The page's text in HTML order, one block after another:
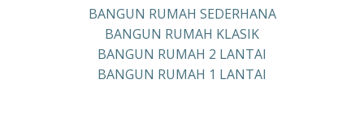
BANGUN RUMAH SEDERHANA
BANGUN RUMAH KLASIK
BANGUN RUMAH 2 LANTAI
BANGUN RUMAH 1 LANTAI